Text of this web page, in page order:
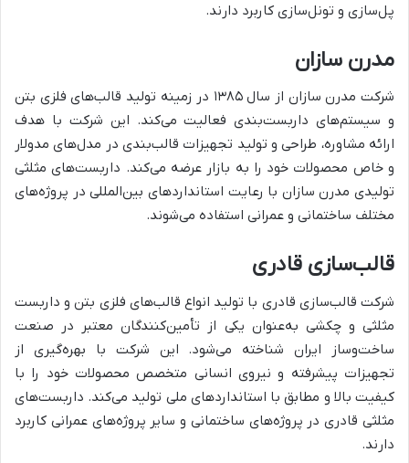
پل‌سازی و تونل‌سازی کاربرد دارند.
مدرن سازان
شرکت مدرن سازان از سال ۱۳۸۵ در زمینه تولید قالب‌های فلزی بتن
و سیستم‌های داربست‌بندی فعالیت می‌کند. این شرکت با هدف
ارائه مشاوره، طراحی و تولید تجهیزات قالب‌بندی در مدل‌های مدولار
و خاص محصولات خود را به بازار عرضه می‌کند. داربست‌های مثلثی
تولیدی مدرن سازان با رعایت استانداردهای بین‌المللی در پروژه‌های
مختلف ساختمانی و عمرانی استفاده می‌شوند.
قالب‌سازی قادری
شرکت قالب‌سازی قادری با تولید انواع قالب‌های فلزی بتن و داربست
مثلثی و چکشی به‌عنوان یکی از تأمین‌کنندگان معتبر در صنعت
ساخت‌وساز ایران شناخته می‌شود. این شرکت با بهره‌گیری از
تجهیزات پیشرفته و نیروی انسانی متخصص محصولات خود را با
کیفیت بالا و مطابق با استانداردهای ملی تولید می‌کند. داربست‌های
مثلثی قادری در پروژه‌های ساختمانی و سایر پروژه‌های عمرانی کاربرد
دارند.